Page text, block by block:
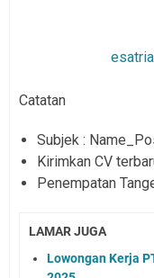
Catatan
Subjek :
Kirimkan CV
Penempatan
LAMAR JUGA
Lowongan Kerja